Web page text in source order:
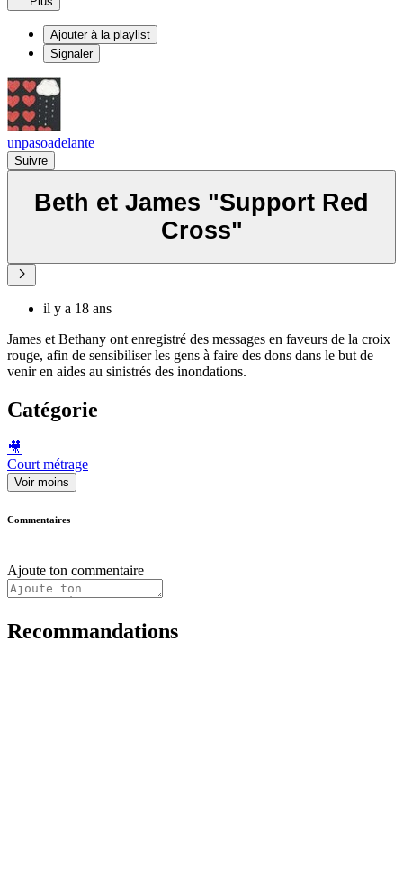
Ajouter à la playlist
Signaler
unpasoadelante
Suivre
Beth et James "Support Red
Cross"
il y a 18 ans
James et Bethany ont enregistré des messages en faveurs de la croix
rouge, afin de sensibiliser les gens à faire des dons dans le but de
venir en aides au sinistrés des inondations.
Catégorie
🎥
Court métrage
Voir moins
Commentaires
Ajoute ton commentaire
Recommandations